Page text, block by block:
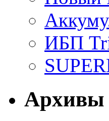
ИБП
Архивы